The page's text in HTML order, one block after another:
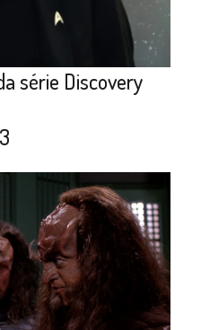
série Discovery